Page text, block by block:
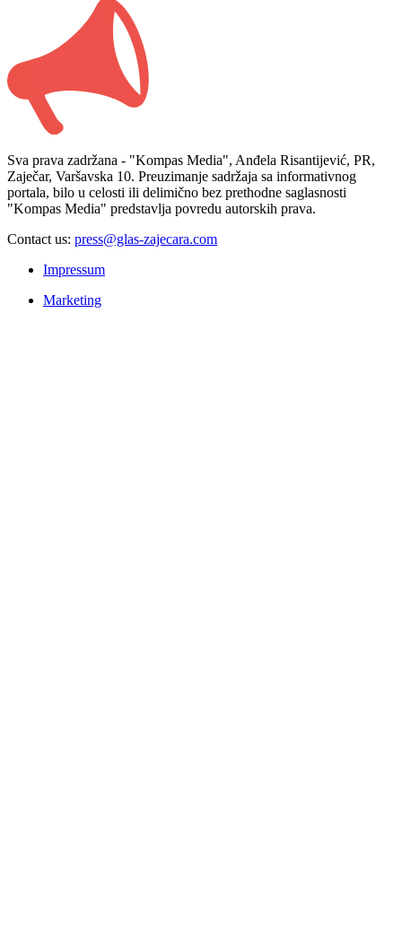
Sva prava zadržana - "Kompas Media", Anđela Risantijević, PR,
Zaječar, Varšavska 10. Preuzimanje sadržaja sa informativnog
portala, bilo u celosti ili delimično bez prethodne saglasnosti
"Kompas Media" predstavlja povredu autorskih prava.
Contact us: press@glas-zajecara.com
Impressum
Marketing